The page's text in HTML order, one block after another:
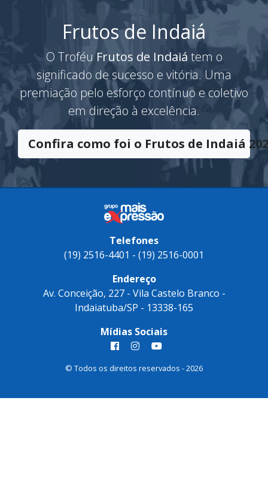
Frutos de Indaiá
O TroféuFrutos de Indaiá tem o
significado de sucesso e vitória. Uma
premiação pelo esforço contínuo e coletivo
em direção à excelência.
Confira como foi o Frutos de Indaiá
Telefones
(19) 2516-4401 - (19) 2516-0001
Endereço
Av. Conceição, 227 - Vila Castelo Branco -
Indaiatuba/SP - 13338-165
Mídias Sociais
© Todos os direitos reservados - 2026